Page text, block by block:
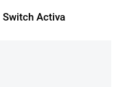
Switch Activa